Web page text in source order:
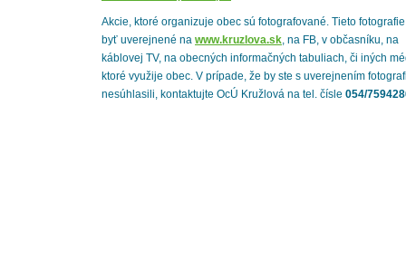
Akcie, ktoré organizuje obec sú fotografované. Tieto
byť uverejnené na www.kruzlova.sk, na FB, v občasníku, na
káblovej TV, na obecných informačných tabuliach, či iných
ktoré využije obec. V prípade, že by ste s uverejnením
nesúhlasili, kontaktujte OcÚ Kružlová na tel. čísle 054/